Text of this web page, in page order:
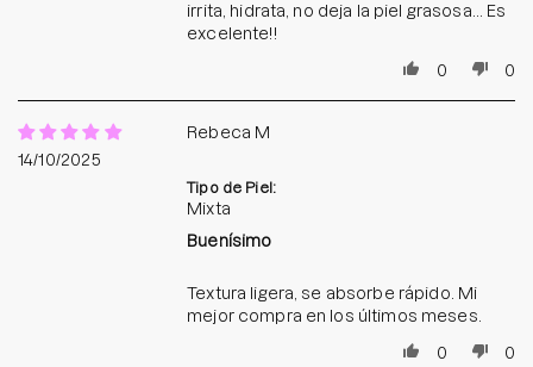
irrita, hidrata, no deja la piel grasosa... Es
excelente!!
0
0
14/10/2025
Rebeca M
Tipo de Piel:
Mixta
Buenísimo
Textura ligera, se absorbe rápido. Mi
mejor compra en los últimos meses.
0
0